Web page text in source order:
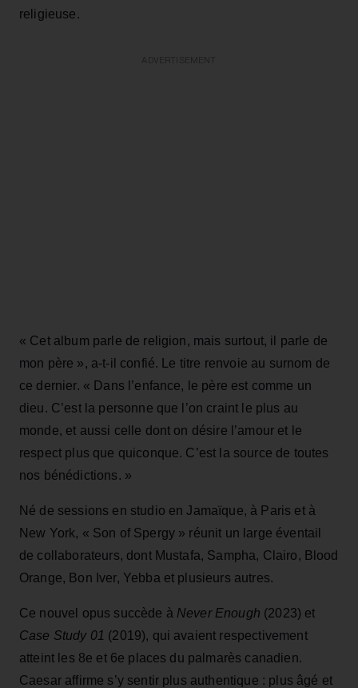
religieuse.
« Cet album parle de religion, mais surtout, il parle de
mon père », a-t-il confié. Le titre renvoie au surnom de
ce dernier. « Dans l’enfance, le père est comme un
dieu. C’est la personne que l’on craint le plus au
monde, et aussi celle dont on désire l’amour et le
respect plus que quiconque. C’est la source de toutes
nos bénédictions. »
Né de sessions en studio en Jamaïque, à Paris et à
New York, « Son of Spergy » réunit un large éventail
de collaborateurs, dont Mustafa, Sampha, Clairo, Blood
Orange, Bon Iver, Yebba et plusieurs autres.
Ce nouvel opus succède à Never Enough (2023) et
Case Study 01 (2019), qui avaient respectivement
atteint les 8e et 6e places du palmarès canadien.
Caesar affirme s’y sentir plus authentique : plus âgé et